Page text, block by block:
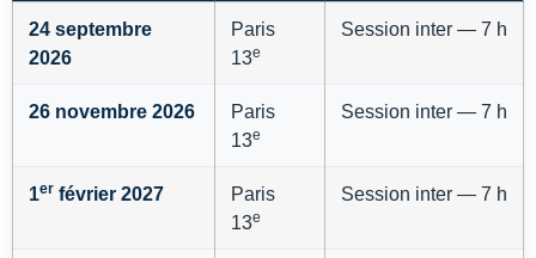
24 septembre
2026
Paris
13e
Session inter — 7 h
26 novembre 2026
Paris
13e
Session inter — 7 h
1er février 2027
Paris
13e
Session inter — 7 h